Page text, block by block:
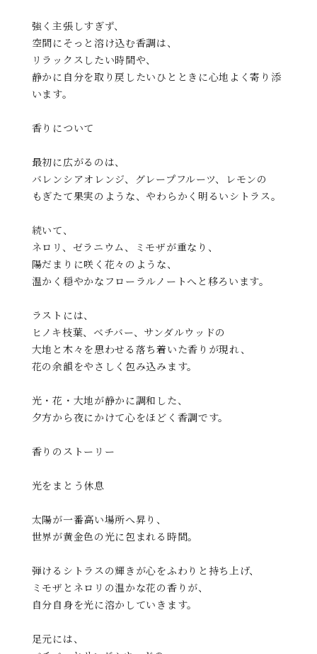
強く主張しすぎず、
空間にそっと溶け込む香調は、
リラックスしたい時間や、
静かに自分を取り戻したいひとときに心地よく寄り添
います。
香りについて
最初に広がるのは、
バレンシアオレンジ、グレープフルーツ、レモンの
もぎたて果実のような、やわらかく明るいシトラス。
続いて、
ネロリ、ゼラニウム、ミモザが重なり、
陽だまりに咲く花々のような、
温かく穏やかなフローラルノートへと移ろいます。
ラストには、
ヒノキ枝葉、ベチバー、サンダルウッドの
大地と木々を思わせる落ち着いた香りが現れ、
花の余韻をやさしく包み込みます。
光・花・大地が静かに調和した、
夕方から夜にかけて心をほどく香調です。
香りのストーリー
光をまとう休息
太陽が一番高い場所へ昇り、
世界が黄金色の光に包まれる時間。
弾けるシトラスの輝きが心をふわりと持ち上げ、
ミモザとネロリの温かな花の香りが、
自分自身を光に溶かしていきます。
足元には、